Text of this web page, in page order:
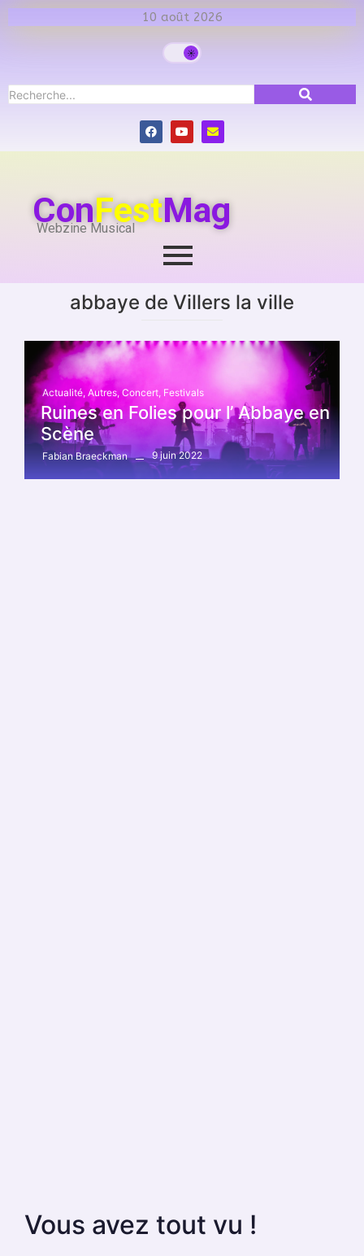
10 août 2026
ConFestMag
Webzine Musical
abbaye de Villers la ville
Actualité, Autres, Concert, Festivals
Ruines en Folies pour l’ Abbaye en
Scène
Fabian Braeckman 9 juin 2022
Vous avez tout vu !